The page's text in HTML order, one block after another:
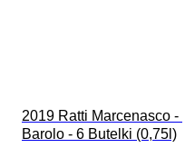
2019 Ratti Marcenasco -
Barolo - 6 Butelki (0,75l)